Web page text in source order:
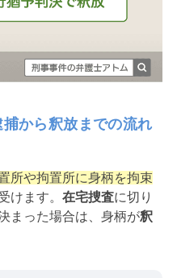
から釈放までの流れ
所や拘置所に身柄を拘束
けます。 在宅捜査に切り
まった場合は、身柄が釈